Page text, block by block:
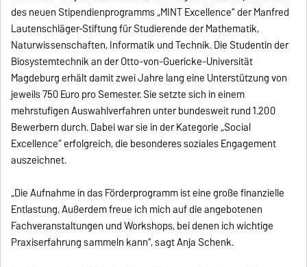
des neuen Stipendienprogramms „MINT Excellence“ der Manfred
Lautenschläger-Stiftung für Studierende der Mathematik,
Naturwissenschaften, Informatik und Technik. Die Studentin der
Biosystemtechnik an der Otto-von-Guericke-Universität
Magdeburg erhält damit zwei Jahre lang eine Unterstützung von
jeweils 750 Euro pro Semester. Sie setzte sich in einem
mehrstufigen Auswahlverfahren unter bundesweit rund 1.200
Bewerbern durch. Dabei war sie in der Kategorie „Social
Excellence“ erfolgreich, die besonderes soziales Engagement
auszeichnet.
„Die Aufnahme in das Förderprogramm ist eine große finanzielle
Entlastung. Außerdem freue ich mich auf die angebotenen
Fachveranstaltungen und Workshops, bei denen ich wichtige
Praxiserfahrung sammeln kann“, sagt Anja Schenk.